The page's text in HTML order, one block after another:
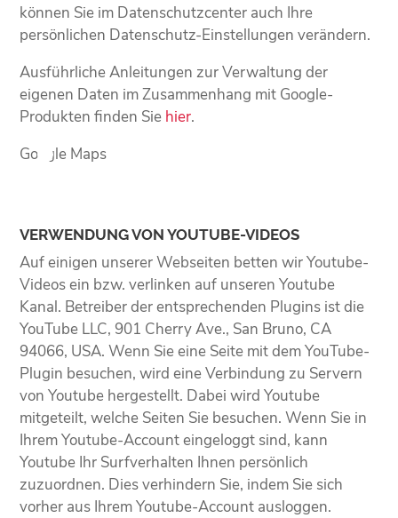
können Sie im Datenschutzcenter auch Ihre
persönlichen Datenschutz-Einstellungen verändern.
Ausführliche Anleitungen zur Verwaltung der
eigenen Daten im Zusammenhang mit Google-
Produkten finden Sie hier.
Google Maps
VERWENDUNG VON YOUTUBE-VIDEOS
Auf einigen unserer Webseiten betten wir Youtube-
Videos ein bzw. verlinken auf unseren Youtube
Kanal. Betreiber der entsprechenden Plugins ist die
YouTube LLC, 901 Cherry Ave., San Bruno, CA
94066, USA. Wenn Sie eine Seite mit dem YouTube-
Plugin besuchen, wird eine Verbindung zu Servern
von Youtube hergestellt. Dabei wird Youtube
mitgeteilt, welche Seiten Sie besuchen. Wenn Sie in
Ihrem Youtube-Account eingeloggt sind, kann
Youtube Ihr Surfverhalten Ihnen persönlich
zuzuordnen. Dies verhindern Sie, indem Sie sich
vorher aus Ihrem Youtube-Account ausloggen.